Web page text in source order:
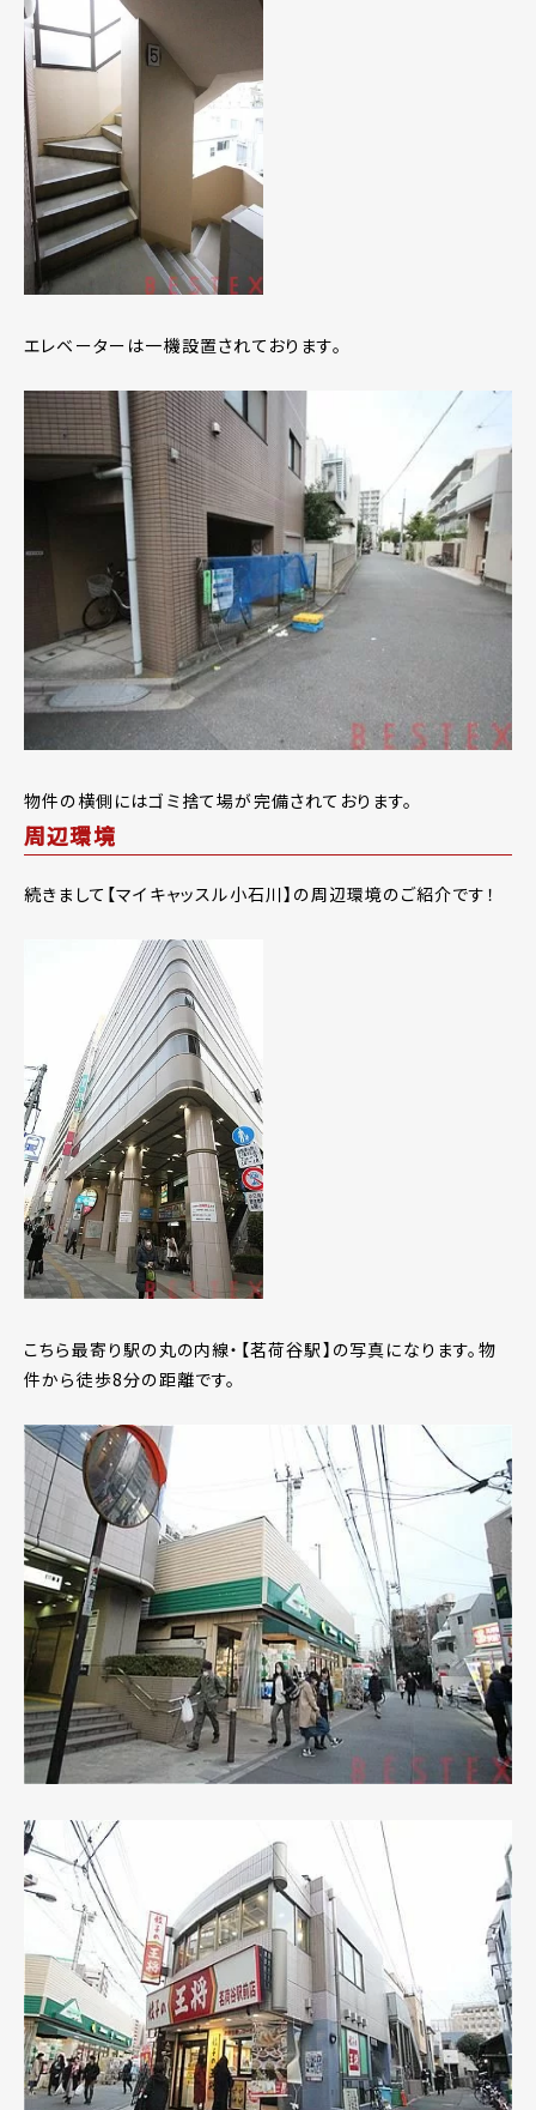
エレベーターは一機設置されております。
物件の横側にはゴミ捨て場が完備されております。
周辺環境
続きまして【マイキャッスル小石川】の周辺環境のご紹介です！
こちら最寄り駅の丸の内線・【茗荷谷駅】の写真になります。物
件から徒歩8分の距離です。